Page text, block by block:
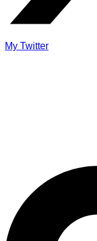
My Twitter